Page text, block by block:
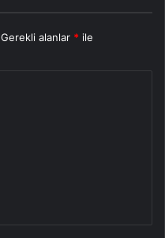
Gerekli alanlar * ile